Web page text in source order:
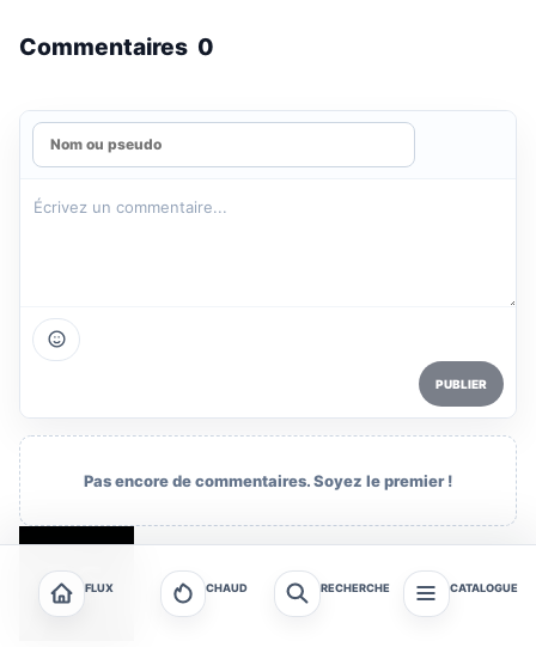
Commentaires 0
PUBLIER
Pas encore de commentaires. Soyez le premier !
FLUX CHAUD RECHERCHE CATALOGUE